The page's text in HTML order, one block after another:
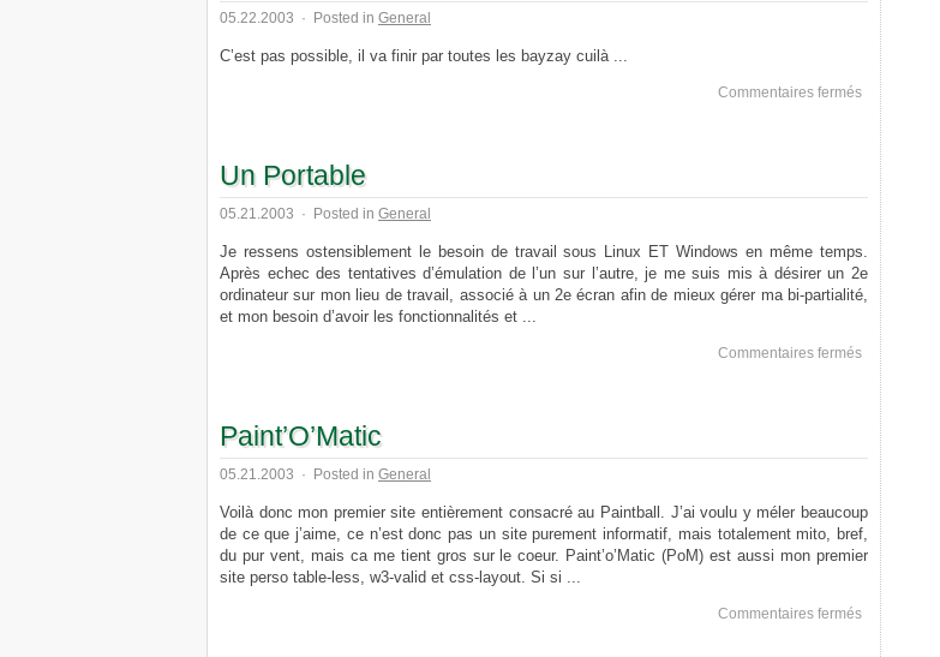
05.22.2003 · Posted in General
C’est pas possible, il va finir par toutes les bayzay cuilà ...
Commentaires ferméssur
Teh
Bachel0r
Un Portable
05.21.2003 · Posted in General
Je ressens ostensiblement le besoin de travail sous Linux ET Windows en même temps.
Après echec des tentatives d’émulation de l’un sur l’autre, je me suis mis à désirer un 2e
ordinateur sur mon lieu de travail, associé à un 2e écran afin de mieux gérer ma bi-partialité,
et mon besoin d’avoir les fonctionnalités et ...
Commentaires ferméssur
Portable
Paint’O’Matic
05.21.2003 · Posted in General
Voilà donc mon premier site entièrement consacré au Paintball. J’ai voulu y méler beaucoup
de ce que j’aime, ce n’est donc pas un site purement informatif, mais totalement mito, bref,
du pur vent, mais ca me tient gros sur le coeur. Paint’o’Matic (PoM) est aussi mon premier
site perso table-less, w3-valid et css-layout. Si si ...
Commentaires ferméssur
Paint’O’Matic